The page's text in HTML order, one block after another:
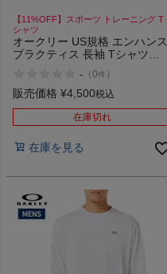
【11%OFF】スポーツ トレーニング T
シャツ
オークリー US規格 エンハンス
プラクティス 長袖 Tシャツ
Practice L/S Crew
- （0件 ）
販売価格 ¥4,500税込
在庫切れ
在庫を見る